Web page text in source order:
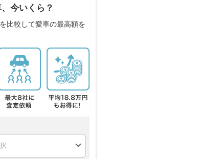
今いくら？
比較して愛車の最高額を